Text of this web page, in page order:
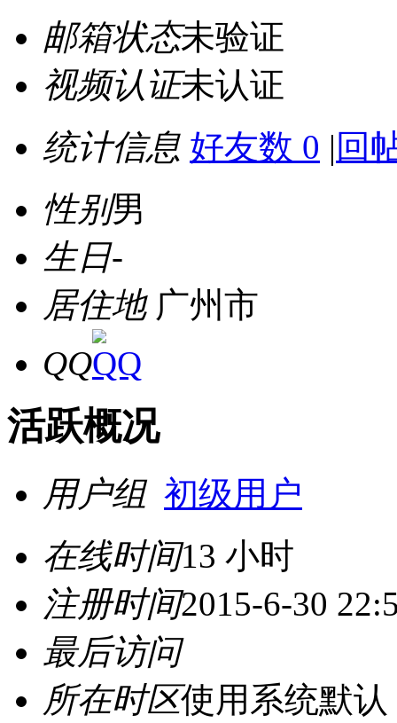
邮箱状态未验证
视频认证未认证
统计信息 好友数 0 | 回
性别男
生日-
居住地广州市
QQ
活跃概况
用户组 初级用户
在线时间13 小时
注册时间2015-6-30
最后访问
所在时区使用系统默认